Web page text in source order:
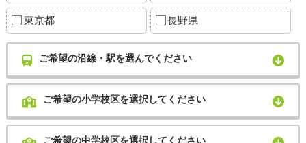
東京都 長野県
ご希望の沿線・駅を選んでください
ご希望の小学校区を選択してください
ご希望の中学校区を選択してください